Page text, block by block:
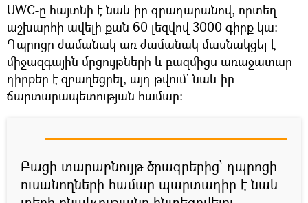
UWC-ը հայտնի է նաև իր գրադարանով, որտեղ
աշխարհի ավելի քան 60 լեզվով 3000 գիրք կա։
Դպրոցը ժամանակ առ ժամանակ մասնակցել է
միջազգային մրցույթների և բազմիցս առաջատար
դիրքեր է զբաղեցրել, այդ թվում` նաև իր
ճարտարապետության համար։
Բացի տարաբնույթ ծրագրերից` դպրոցի
ուսանողների համար պարտադիր է նաև